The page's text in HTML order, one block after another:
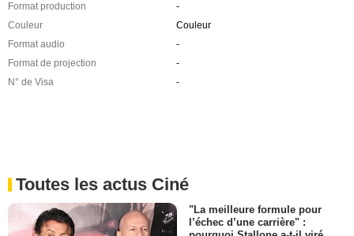
Format production
-
Couleur
Couleur
Format audio
-
Format de projection
-
N° de Visa
-
Toutes les actus Ciné
"La meilleure formule pour
l’échec d’une carrière" :